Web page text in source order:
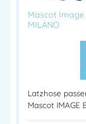
Mascot
MILANO
Latzhose
Mascot IMAGE